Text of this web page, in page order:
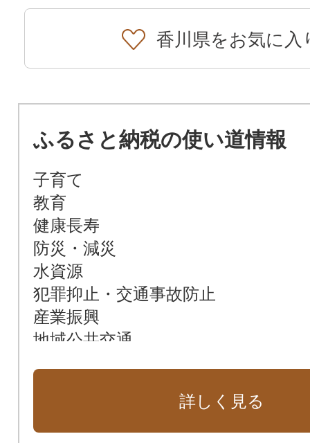
香川県をお気に入
ふるさと納税の使い道情報
子育て
教育
健康長寿
防災・減災
水資源
犯罪抑止・交通事故防止
産業振興
地域公共交通
グリーン社会の実現
動物愛護管理
詳しく見る